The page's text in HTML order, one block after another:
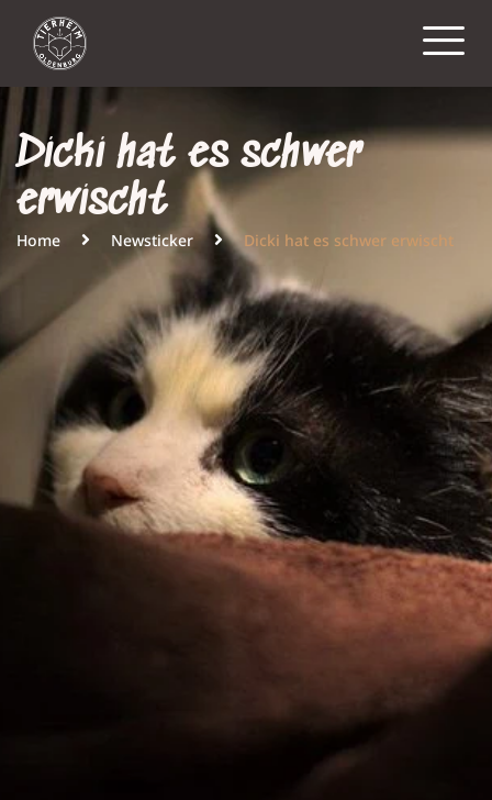
Dicki hat es schwer
erwischt
Home Newsticker Dicki hat es schwer erwischt